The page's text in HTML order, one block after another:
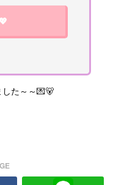
た～～💌🐻